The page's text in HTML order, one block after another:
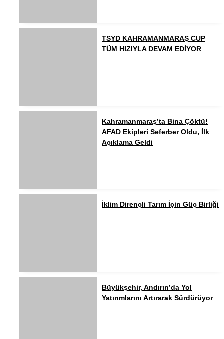
TSYD KAHRAMANMARAŞ CUP
TÜM HIZIYLA DEVAM EDİYOR
Kahramanmaraş’ta Bina Çöktü!
AFAD Ekipleri Seferber Oldu, İlk
Açıklama Geldi
İklim Dirençli Tarım İçin Güç Birliği
Büyükşehir, Andırın’da Yol
Yatırımlarını Artırarak Sürdürüyor